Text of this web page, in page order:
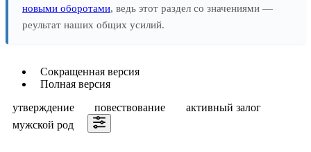
новыми оборотами, ведь этот раздел со значениями —
реультат наших общих усилий.
Сокращенная версия
Полная версия
утверждение
повествование
активный залог
мужской род